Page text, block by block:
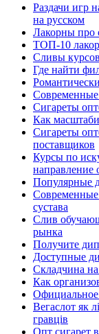
Раздачи игр
на русском
Лакорны про
ТОП-10
Сливы
Где найти
Современные
Сигареты
Как
Сигареты
поставщиков
Курсы по
направление
Популярные
Современные
сустава
Слив
рынка
Получите
Доступные
Складчина
Как
Официальное
Вегаслот як
гравців
Опт сигарет